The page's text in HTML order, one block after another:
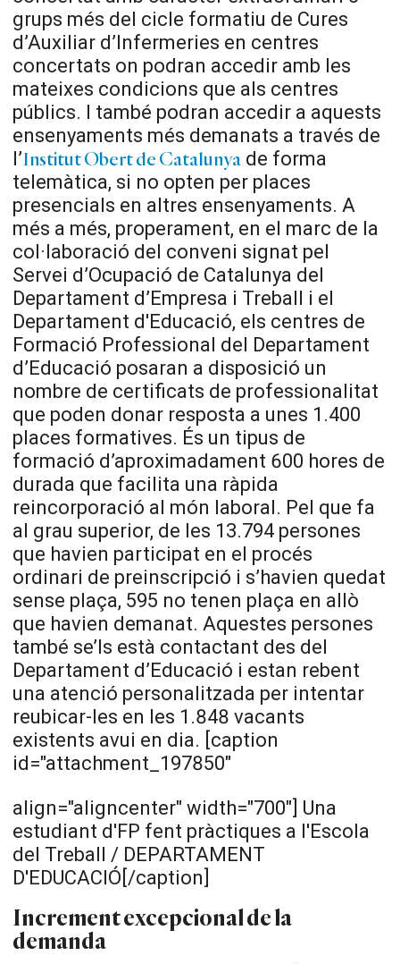
grups més del cicle formatiu de Cures
d’Auxiliar d’Infermeries en centres
concertats on podran accedir amb les
mateixes condicions que als centres
públics. I també podran accedir a aquests
ensenyaments més demanats a través de
l’Institut Obert de Catalunya de forma
telemàtica, si no opten per places
presencials en altres ensenyaments. A
més a més, properament, en el marc de la
col·laboració del conveni signat pel
Servei d’Ocupació de Catalunya del
Departament d’Empresa i Treball i el
Departament d'Educació, els centres de
Formació Professional del Departament
d’Educació posaran a disposició un
nombre de certificats de professionalitat
que poden donar resposta a unes 1.400
places formatives. És un tipus de
formació d’aproximadament 600 hores de
durada que facilita una ràpida
reincorporació al món laboral. Pel que fa
al grau superior, de les 13.794 persones
que havien participat en el procés
ordinari de preinscripció i s’havien quedat
sense plaça, 595 no tenen plaça en allò
que havien demanat. Aquestes persones
també se’ls està contactant des del
Departament d’Educació i estan rebent
una atenció personalitzada per intentar
reubicar-les en les 1.848 vacants
existents avui en dia. [caption
id="attachment_197850"
align="aligncenter" width="700"] Una
estudiant d'FP fent pràctiques a l'Escola
del Treball / DEPARTAMENT
D'EDUCACIÓ[/caption]
Increment excepcional de la
demanda